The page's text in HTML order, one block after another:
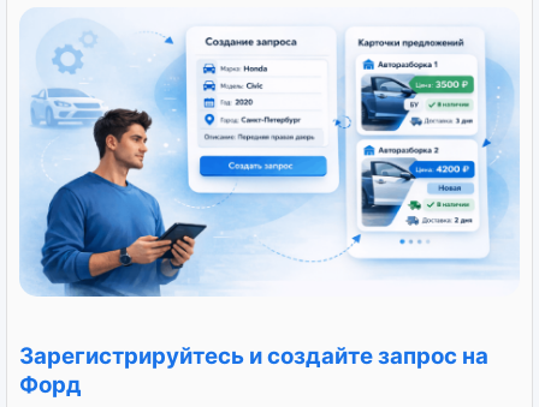
Зарегистрируйтесь и создайте запрос на
Форд